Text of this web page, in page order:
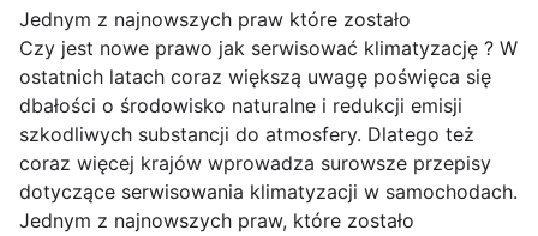
Jednym z najnowszych praw które zostało
Czy jest nowe prawo jak serwisować klimatyzację ? W
ostatnich latach coraz większą uwagę poświęca się
dbałości o środowisko naturalne i redukcji emisji
szkodliwych substancji do atmosfery. Dlatego też
coraz więcej krajów wprowadza surowsze przepisy
dotyczące serwisowania klimatyzacji w samochodach.
Jednym z najnowszych praw, które zostało